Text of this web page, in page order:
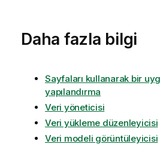
Daha fazla bilgi
Sayfaları kullanarak bir
yapılandırma
Veri yöneticisi
Veri yükleme düzenleyicisi
Veri modeli görüntüleyicisi